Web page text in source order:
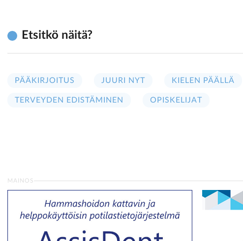
Etsitkö näitä?
PÄÄKIRJOITUS JUURI NYT KIELEN PÄÄLLÄ
TERVEYDEN EDISTÄMINEN OPISKELIJAT
MAINOS